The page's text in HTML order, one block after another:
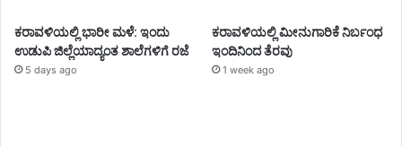
ಕರಾವಳಿಯಲ್ಲಿ ಭಾರೀ ಮಳೆ: ಇಂದು
ಉಡುಪಿ ಜಿಲ್ಲೆಯಾದ್ಯಂತ ಶಾಲೆಗಳಿಗೆ ರಜೆ
5 days ago
ಕರಾವಳಿಯಲ್ಲಿ ಮೀನುಗಾರಿಕೆ ನಿರ್ಬಂಧ
ಇಂದಿನಿಂದ ತೆರವು
1 week ago